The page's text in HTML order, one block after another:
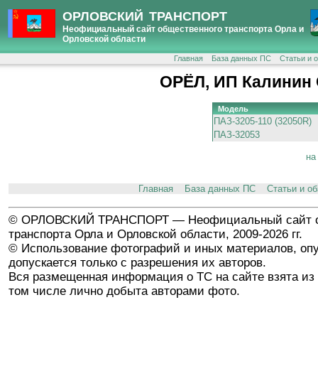
ОРЛОВСКИЙ ТРАНСПОРТ
Неофициальный сайт общественного транспорта Орла и
Орловской области
Главная База данных ПС Статьи и
ОРЁЛ, ИП
Модель
ПАЗ-3205-110 (32050R)
ПАЗ-32053
Главная База данных ПС Статьи и
© ОРЛОВСКИЙ ТРАНСПОРТ — Неофициальный сайт
транспорта Орла и Орловской области, 2009-2026 гг.
© Использование фотографий и иных материалов,
допускается только с разрешения их авторов.
Вся размещенная информация о ТС на сайте взята из
том числе лично добыта авторами фото.